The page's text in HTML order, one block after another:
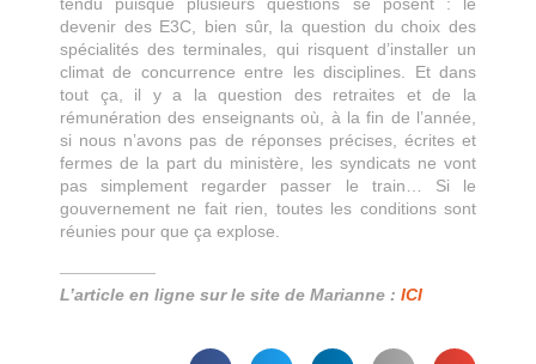
devenir des E3C, bien sûr, la question du choix des
spécialités des terminales, qui risquent d’installer un
climat de concurrence entre les disciplines. Et dans
tout ça, il y a la question des retraites et de la
rémunération des enseignants où, à la fin de l’année,
si nous n’avons pas de réponses précises, écrites et
fermes de la part du ministère, les syndicats ne vont
pas simplement regarder passer le train… Si le
gouvernement ne fait rien, toutes les conditions sont
réunies pour que ça explose.
————————
L’article en ligne sur le site de Marianne : ICI